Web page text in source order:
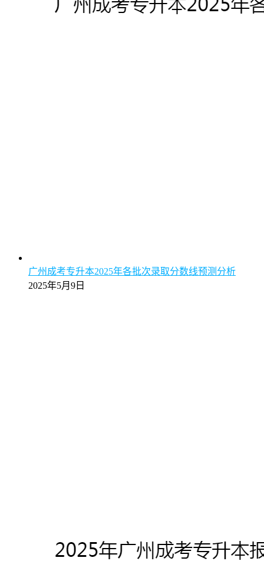
广州成考专升本2025年各批次录取分数线预测分析
2025年5月9日